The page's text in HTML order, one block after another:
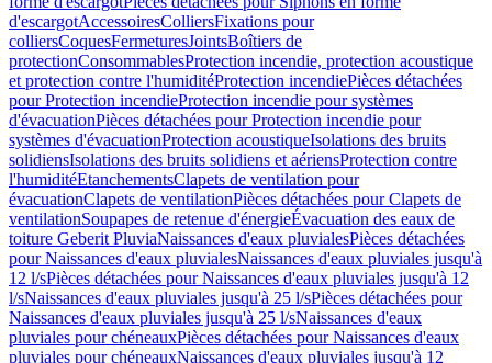
d'escargotAccessoiresColliersFixations pour
colliersCoquesFermeturesJointsBoîtiers de
protectionConsommablesProtection incendie, protection acoustique
et protection contre l'humiditéProtection incendiePièces détachées
pour Protection incendieProtection incendie pour systèmes
d'évacuationPièces détachées pour Protection incendie pour
systèmes d'évacuationProtection acoustiqueIsolations des bruits
solidiensIsolations des bruits solidiens et aériensProtection contre
l'humiditéEtanchementsClapets de ventilation pour
évacuationClapets de ventilationPièces détachées pour Clapets de
ventilationSoupapes de retenue d'énergieÉvacuation des eaux de
toiture Geberit PluviaNaissances d'eaux pluvialesPièces détachées
pour Naissances d'eaux pluvialesNaissances d'eaux pluviales jusqu'à
12 l/sPièces détachées pour Naissances d'eaux pluviales jusqu'à 12
l/sNaissances d'eaux pluviales jusqu'à 25 l/sPièces détachées pour
Naissances d'eaux pluviales jusqu'à 25 l/sNaissances d'eaux
pluviales pour chéneauxPièces détachées pour Naissances d'eaux
pluviales pour chéneauxNaissances d'eaux pluviales jusqu'à 12